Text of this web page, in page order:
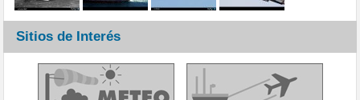
Sitios de Interés